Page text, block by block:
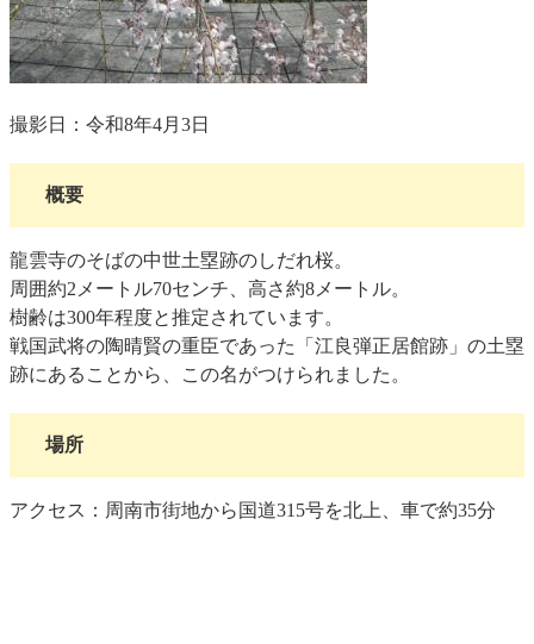
撮影日：令和8年4月3日
概要
龍雲寺のそばの中世土塁跡のしだれ桜。
周囲約2メートル70センチ、高さ約8メートル。
樹齢は300年程度と推定されています。
戦国武将の陶晴賢の重臣であった「江良弾正居館跡」の土塁
跡にあることから、この名がつけられました。
場所
アクセス：周南市街地から国道315号を北上、車で約35分